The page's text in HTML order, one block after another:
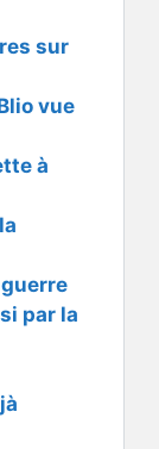
sur
vue
à
par la